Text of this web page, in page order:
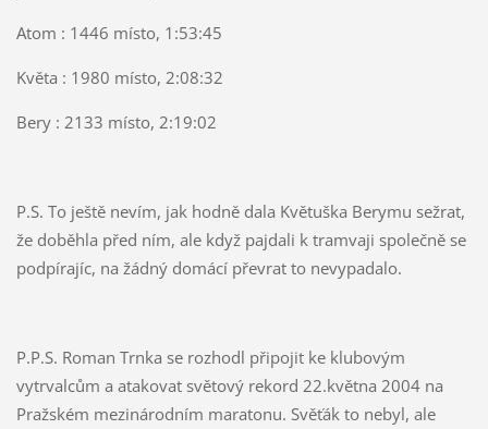
Atom : 1446 místo, 1:53:45
Květa : 1980 místo, 2:08:32
Bery : 2133 místo, 2:19:02
P.S. To ještě nevím, jak hodně dala Květuška Berymu sežrat,
že doběhla před ním, ale když pajdali k tramvaji společně se
podpírajíc, na žádný domácí převrat to nevypadalo.
P.P.S. Roman Trnka se rozhodl připojit ke klubovým
vytrvalcům a atakovat světový rekord 22.května 2004 na
Pražském mezinárodním maratonu. Svěťák to nebyl, ale